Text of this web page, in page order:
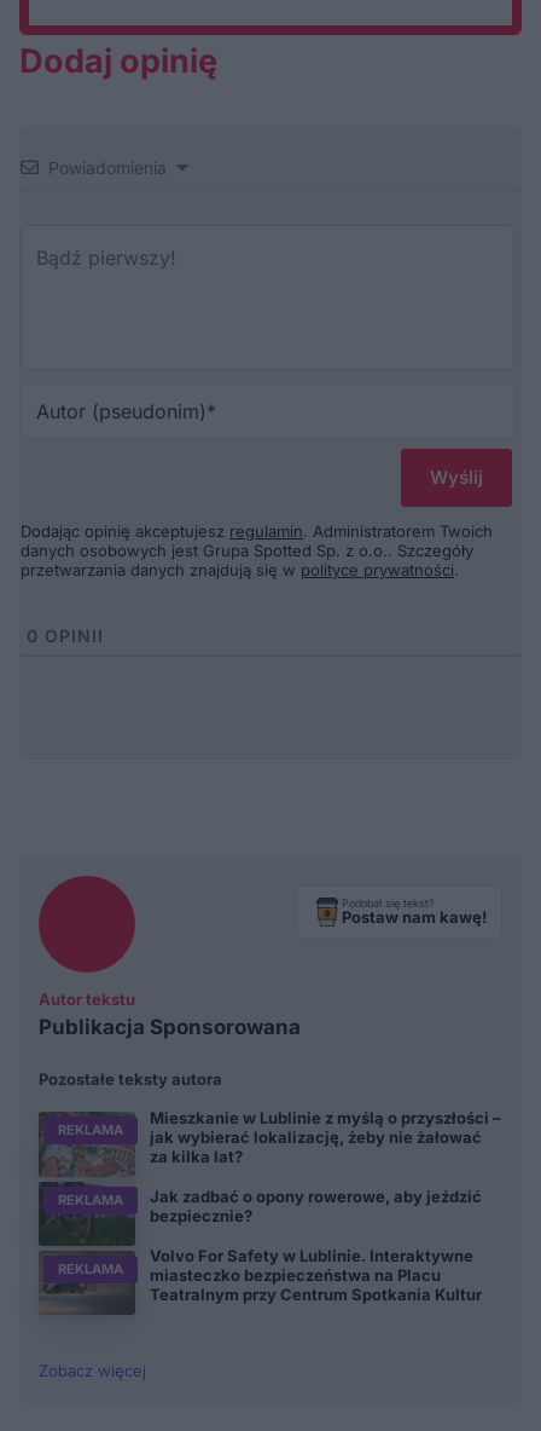
Dodaj opinię
Powiadomienia
Dodając opinię akceptujesz regulamin. Administratorem Twoich
danych osobowych jest Grupa Spotted Sp. z o.o.. Szczegóły
przetwarzania danych znajdują się w polityce prywatności.
0 OPINII
Autor tekstu
Publikacja Sponsorowana
Podobał się tekst?
Postaw nam kawę!
Pozostałe teksty autora
REKLAMA
Mieszkanie w Lublinie z myślą o przyszłości –
jak wybierać lokalizację, żeby nie żałować
za kilka lat?
REKLAMA
Jak zadbać o opony rowerowe, aby jeździć
bezpiecznie?
REKLAMA
Volvo For Safety w Lublinie. Interaktywne
miasteczko bezpieczeństwa na Placu
Teatralnym przy Centrum Spotkania Kultur
Zobacz więcej